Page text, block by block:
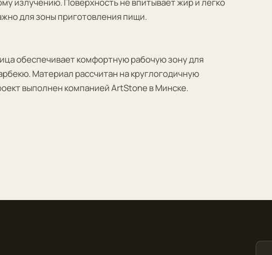
для зоны приготовления пищи.
обеспечивает комфортную рабочую зону для
Материал рассчитан на круглогодичную
выполнен компанией ArtStone в Минске.